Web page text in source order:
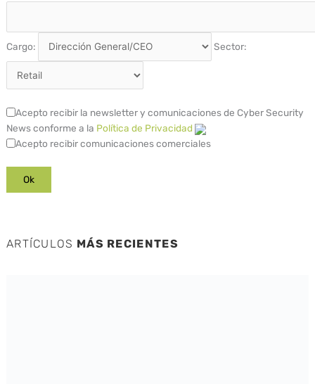
Cargo: Sector:
Acepto recibir la newsletter y comunicaciones de Cyber Security
News conforme a la Política de Privacidad
Acepto recibir comunicaciones comerciales
ARTÍCULOS MÁS RECIENTES